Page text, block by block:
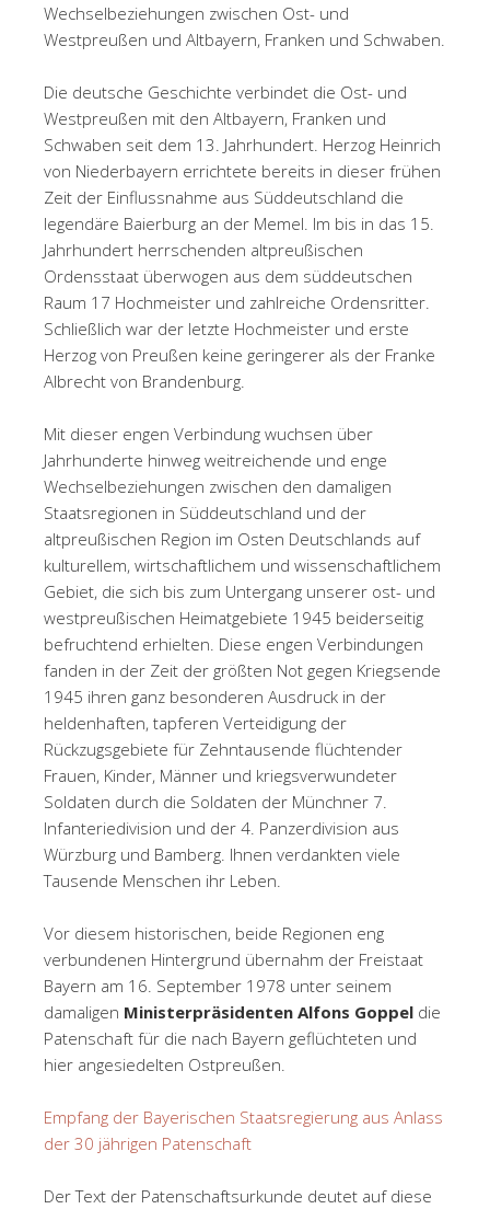
Wechselbeziehungen zwischen Ost- und
Westpreußen und Altbayern, Franken und Schwaben.
Die deutsche Geschichte verbindet die Ost- und
Westpreußen mit den Altbayern, Franken und
Schwaben seit dem 13. Jahrhundert. Herzog Heinrich
von Niederbayern errichtete bereits in dieser frühen
Zeit der Einflussnahme aus Süddeutschland die
legendäre Baierburg an der Memel. Im bis in das 15.
Jahrhundert herrschenden altpreußischen
Ordensstaat überwogen aus dem süddeutschen
Raum 17 Hochmeister und zahlreiche Ordensritter.
Schließlich war der letzte Hochmeister und erste
Herzog von Preußen keine geringerer als der Franke
Albrecht von Brandenburg.
Mit dieser engen Verbindung wuchsen über
Jahrhunderte hinweg weitreichende und enge
Wechselbeziehungen zwischen den damaligen
Staatsregionen in Süddeutschland und der
altpreußischen Region im Osten Deutschlands auf
kulturellem, wirtschaftlichem und wissenschaftlichem
Gebiet, die sich bis zum Untergang unserer ost- und
westpreußischen Heimatgebiete 1945 beiderseitig
befruchtend erhielten. Diese engen Verbindungen
fanden in der Zeit der größten Not gegen Kriegsende
1945 ihren ganz besonderen Ausdruck in der
heldenhaften, tapferen Verteidigung der
Rückzugsgebiete für Zehntausende flüchtender
Frauen, Kinder, Männer und kriegsverwundeter
Soldaten durch die Soldaten der Münchner 7.
Infanteriedivision und der 4. Panzerdivision aus
Würzburg und Bamberg. Ihnen verdankten viele
Tausende Menschen ihr Leben.
Vor diesem historischen, beide Regionen eng
verbundenen Hintergrund übernahm der Freistaat
Bayern am 16. September 1978 unter seinem
damaligen Ministerpräsidenten Alfons Goppel die
Patenschaft für die nach Bayern geflüchteten und
hier angesiedelten Ostpreußen.
Empfang der Bayerischen Staatsregierung aus Anlass
der 30 jährigen Patenschaft
Der Text der Patenschaftsurkunde deutet auf diese